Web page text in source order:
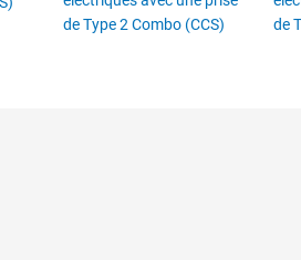
de Type 2 Combo (CCS)
de